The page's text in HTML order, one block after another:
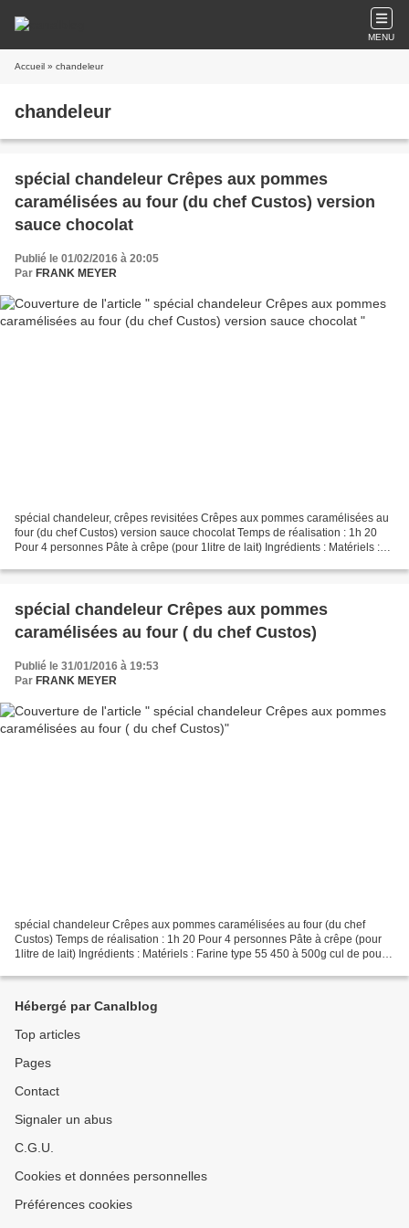
MENU
Accueil » chandeleur
chandeleur
spécial chandeleur Crêpes aux pommes
caramélisées au four (du chef Custos) version
sauce chocolat
Publié le 01/02/2016 à 20:05
Par FRANK MEYER
spécial chandeleur, crêpes revisitées Crêpes aux pommes caramélisées au
four (du chef Custos) version sauce chocolat Temps de réalisation : 1h 20
Pour 4 personnes Pâte à crêpe (pour 1litre de lait) Ingrédients : Matériels :
spécial chandeleur Crêpes aux pommes
caramélisées au four ( du chef Custos)
Publié le 31/01/2016 à 19:53
Par FRANK MEYER
spécial chandeleur Crêpes aux pommes caramélisées au four (du chef
Custos) Temps de réalisation : 1h 20 Pour 4 personnes Pâte à crêpe (pour
1litre de lait) Ingrédients : Matériels : Farine type 55 450 à 500g cul de poule
Hébergé par Canalblog
Top articles
Pages
Contact
Signaler un abus
C.G.U.
Cookies et données personnelles
Préférences cookies